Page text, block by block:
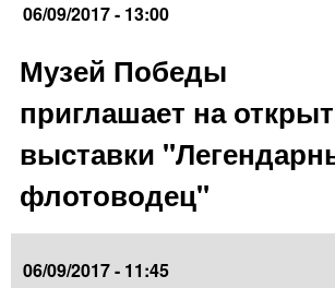
06/09/2017 - 13:00
Музей Победы
приглашает на
выставки
флотоводец"
06/09/2017 - 11:45